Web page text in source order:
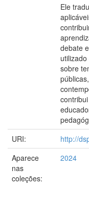
Ele
debate
sobre
URI:
http://
Aparece
nas
coleções:
2024